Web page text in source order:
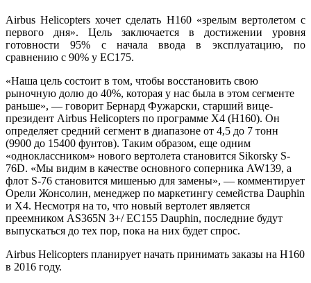
Airbus Helicopters хочет сделать H160 «зрелым вертолетом с
первого дня». Цель заключается в достижении уровня
готовности 95% с начала ввода в эксплуатацию, по
сравнению с 90% у EC175.
«Наша цель состоит в том, чтобы восстановить свою
рыночную долю до 40%, которая у нас была в этом сегменте
раньше», — говорит Бернард Фужарски, старший вице-
президент Airbus Helicopters по программе X4 (H160). Он
определяет средний сегмент в диапазоне от 4,5 до 7 тонн
(9900 до 15400 фунтов). Таким образом, еще одним
«одноклассником» нового вертолета становится Sikorsky S-
76D. «Мы видим в качестве основного соперника AW139, а
флот S-76 становится мишенью для замены», — комментирует
Орели Жонсолин, менеджер по маркетингу семейства Dauphin
и X4. Несмотря на то, что новый вертолет является
преемником AS365N 3+/ EC155 Dauphin, последние будут
выпускаться до тех пор, пока на них будет спрос.
Airbus Helicopters планирует начать принимать заказы на H160
в 2016 году.